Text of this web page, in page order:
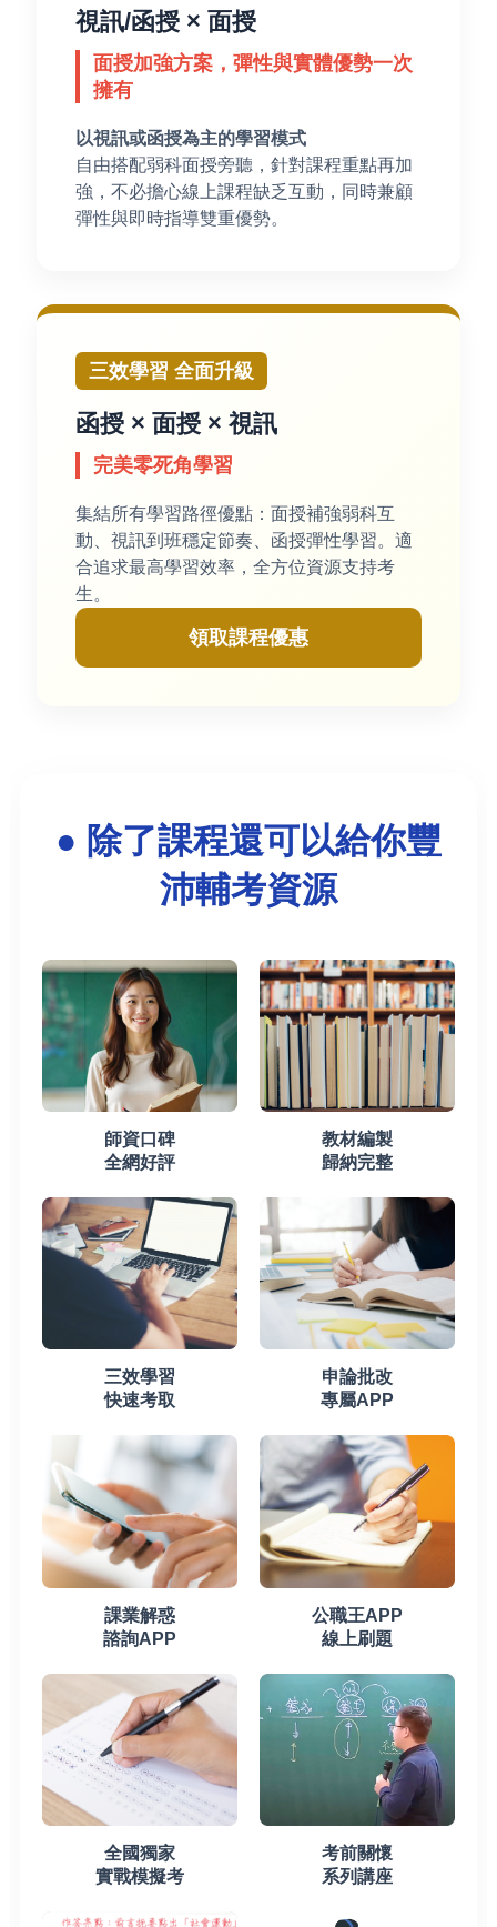
視訊/函授 × 面授
面授加強方案，彈性與實體優勢一次
擁有
以視訊或函授為主的學習模式
自由搭配弱科面授旁聽，針對課程重點再加
強，不必擔心線上課程缺乏互動，同時兼顧
彈性與即時指導雙重優勢。
三效學習 全面升級
函授 × 面授 × 視訊
完美零死角學習
集結所有學習路徑優點：面授補強弱科互
動、視訊到班穩定節奏、函授彈性學習。適
合追求最高學習效率，全方位資源支持考
生。
領取課程優惠
● 除了課程還可以給你豐
沛輔考資源
師資口碑
全網好評
教材編製
歸納完整
三效學習
快速考取
申論批改
專屬APP
課業解惑
諮詢APP
公職王APP
線上刷題
全國獨家
實戰模擬考
考前關懷
系列講座